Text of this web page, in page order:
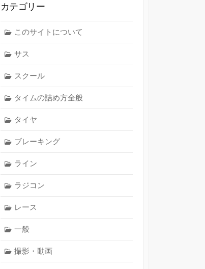
カテゴリー
このサイトについて
サス
スクール
タイムの詰め方全般
タイヤ
ブレーキング
ライン
ラジコン
レース
一般
撮影・動画